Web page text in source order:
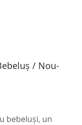
/ Nou-
bebeluși, un